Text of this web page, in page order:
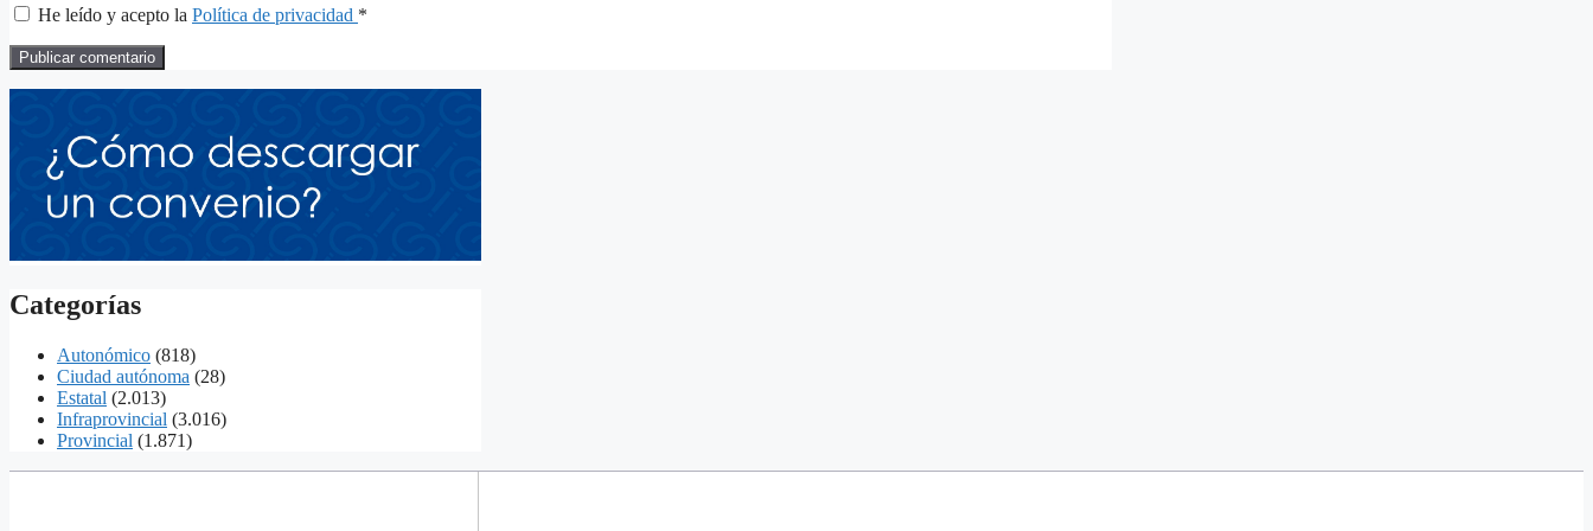
He leído y acepto la Política de privacidad *
Categorías
Autonómico (818)
Ciudad autónoma (28)
Estatal (2.013)
Infraprovincial (3.016)
Provincial (1.871)